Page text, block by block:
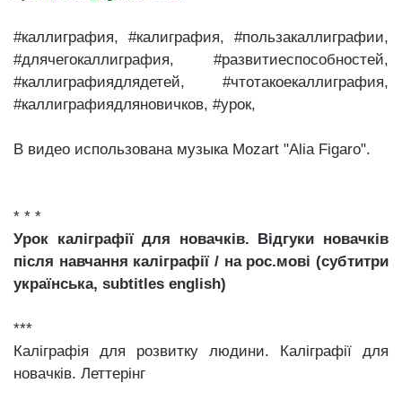
#каллиграфия, #калиграфия, #пользакаллиграфии,
#длячегокаллиграфия, #развитиеспособностей,
#каллиграфиядлядетей, #чтотакоекаллиграфия,
#каллиграфиядляновичков, #урок,
В видео использована музыка Mozart "Alia Figaro".
* * *
Урок каліграфії для новачків. Відгуки новачків
після навчання каліграфії / на рос.мові (субтитри
українська, subtitles english)
***
Каліграфія для розвитку людини. Каліграфії для
новачків. Леттерінг